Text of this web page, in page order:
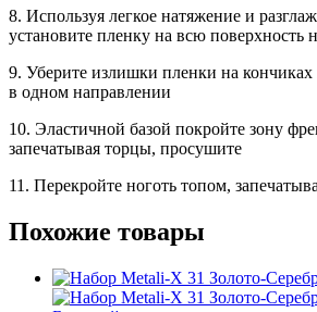
8. Используя легкое натяжение и
установите пленку на всю поверхность
9. Уберите излишки пленки на
в одном направлении
10. Эластичной базой покройте зону
запечатывая торцы, просушите
11. Перекройте ноготь топом,
Похожие товары